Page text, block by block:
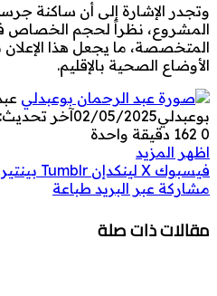
وتجدر الإشارة إلى أن ساكنة
المشروع، نظراً لحجم الخصاص
المتخصصة، ما يجعل هذا
الأوضاع الصحية بالإقليم.
بوعبدلي02/05/2025آخر تحديث: 02/05/2025
0
دقيقة واحدة
اظهر المزيد
فيسبوك ‫X لينكدإن
مشاركة عبر البريد طباعة
مقالات ذات صلة